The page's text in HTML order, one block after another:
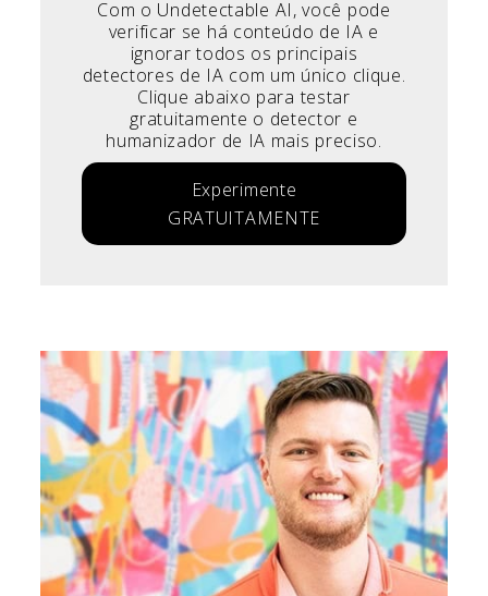
Com o Undetectable AI, você pode
verificar se há conteúdo de IA e
ignorar todos os principais
detectores de IA com um único clique.
Clique abaixo para testar
gratuitamente o detector e
humanizador de IA mais preciso.
Experimente
GRATUITAMENTE